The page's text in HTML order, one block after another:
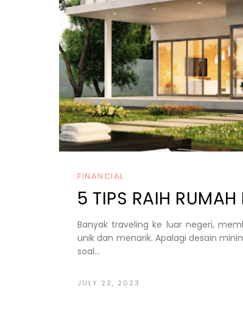
FINANCIAL
5 TIPS RAIH
Banyak traveling ke luar negeri,
unik dan menarik. Apalagi desain
soal...
JULY 22, 2023